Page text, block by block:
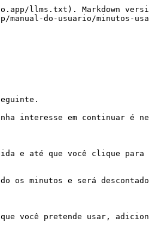
llms.txt). Markdown
do-usuario/minutos-
interesse em continuar é
e até que você clique
os minutos e será
você pretende usar,